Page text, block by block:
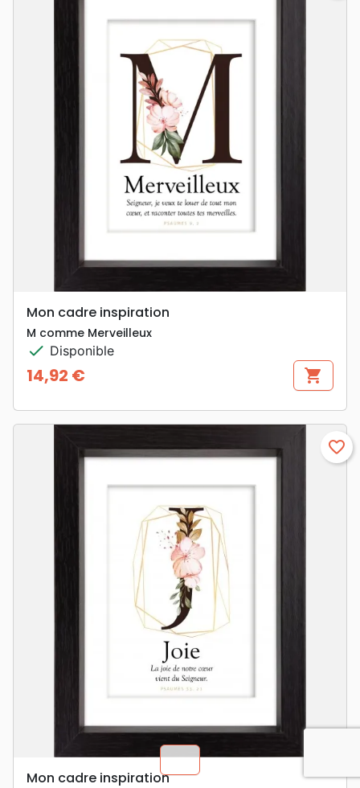
Mon cadre inspiration
M comme Merveilleux
check Disponible
Prix
14,92 € shopping_cart
favorite_border
Mon cadre inspiration